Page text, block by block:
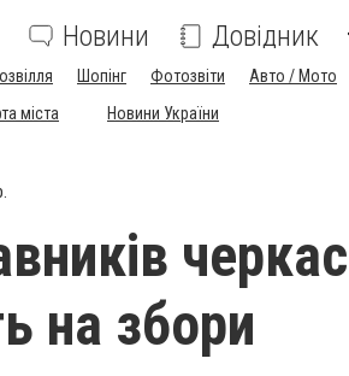
Новини Довідник
Шопінг Фотозвіти Авто / Мото
міста Новини України
на збори